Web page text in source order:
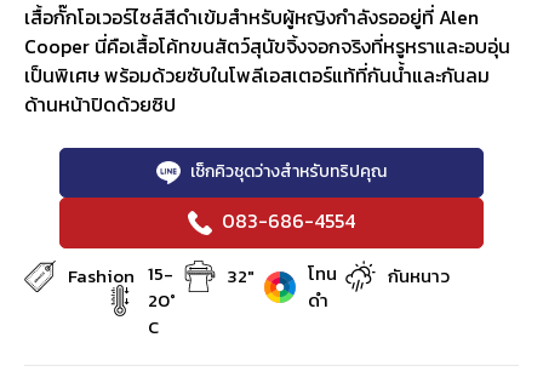
เสื้อกั๊กโอเวอร์ไซส์สีดำเข้มสำหรับผู้หญิงกำลังรออยู่ที่ Alen
Cooper นี่คือเสื้อโค้ทขนสัตว์สุนัขจิ้งจอกจริงที่หรูหราและอบอุ่น
เป็นพิเศษ พร้อมด้วยซับในโพลีเอสเตอร์แท้ที่กันน้ำและกันลม
ด้านหน้าปิดด้วยซิป
เช็กคิวชุดว่างสำหรับทริปคุณ
083-686-4554
Fashion 15-
20°
C
32"
โทน
ดำ
กันหนาว